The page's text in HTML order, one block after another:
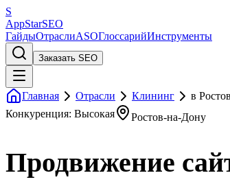
S
AppStarSEO
ГайдыОтраслиASOГлоссарийИнструменты
Заказать SEO
Главная Отрасли Клининг
в
Конкуренция: Высокая
Ростов-на-Дону
Продвижение